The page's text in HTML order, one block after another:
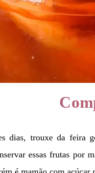
dias, trouxe da feira
essas frutas por